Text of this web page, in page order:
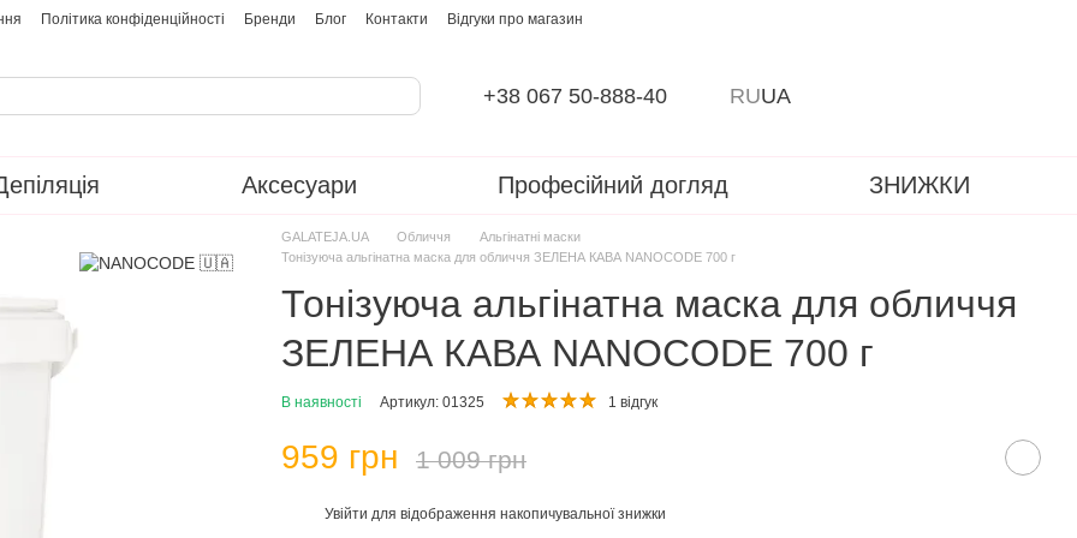
Політика конфіденційності Бренди Блог Контакти Відгуки про магазин
+38 067 50-888-40 RUUA
Аксесуари Професійний догляд ЗНИЖКИ
GALATEJA.UA Обличчя
Альгінатні маски
Тонізуюча альгінатна маска для обличчя ЗЕЛЕНА КАВА NANOCODE 700 г
Тонізуюча альгінатна маска для обличчя
ЗЕЛЕНА КАВА NANOCODE 700 г
В наявності Артикул: 01325 1 відгук
959 грн 1 009 грн
Увійти для відображення накопичувальної знижки